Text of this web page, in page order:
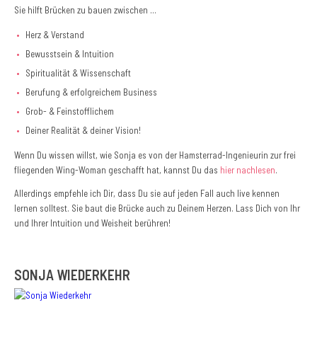
Sie hilft Brücken zu bauen zwischen …
Herz & Verstand
Bewusstsein & Intuition
Spiritualität & Wissenschaft
Berufung & erfolgreichem Business
Grob- & Feinstofflichem
Deiner Realität & deiner Vision!
Wenn Du wissen willst, wie Sonja es von der Hamsterrad-Ingenieurin zur frei
fliegenden Wing-Woman geschafft hat, kannst Du das hier nachlesen.
Allerdings empfehle ich Dir, dass Du sie auf jeden Fall auch live kennen
lernen solltest. Sie baut die Brücke auch zu Deinem Herzen. Lass Dich von Ihr
und Ihrer Intuition und Weisheit berühren!
SONJA WIEDERKEHR